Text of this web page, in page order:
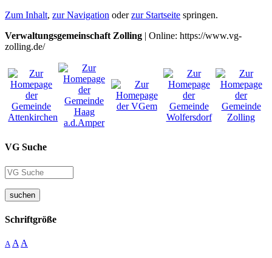
Zum Inhalt, zur Navigation oderzur Startseite springen.
Verwaltungsgemeinschaft Zolling | Online: https://www.vg-
zolling.de/
VG Suche
suchen
Schriftgröße
A A A